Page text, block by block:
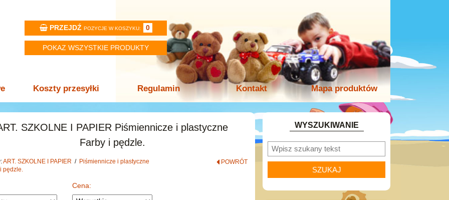
PRZEJDŹ POZYCJE W KOSZYKU: 0
POKAZ WSZYSTKIE PRODUKTY
Koszty przesyłki Regulamin Kontakt Mapa produktów
SZKOLNE I PAPIER Piśmiennicze i plastyczne
Farby i pędzle.
ART. SZKOLNE I PAPIER / Piśmiennicze i plastyczne
pędzle.
POWRÓT
Cena:
WYSZUKIWANIE